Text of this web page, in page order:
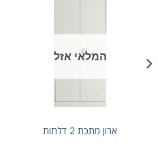
המלאי אזל
ארון מתכת 2 דלתות